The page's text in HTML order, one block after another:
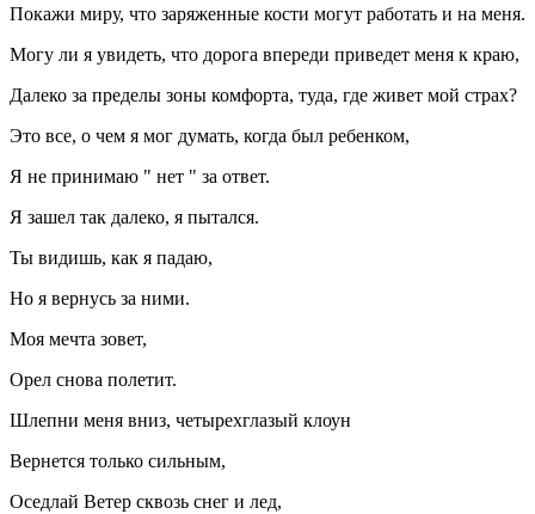
Покажи миру, что заряженные кости могут работать и на меня.
Могу ли я увидеть, что дорога впереди приведет меня к краю,
Далеко за пределы зоны комфорта, туда, где живет мой страх?
Это все, о чем я мог думать, когда был ребенком,
Я не принимаю " нет " за ответ.
Я зашел так далеко, я пытался.
Ты видишь, как я падаю,
Но я вернусь за ними.
Моя мечта зовет,
Орел снова полетит.
Шлепни меня вниз, четырехглазый клоун
Вернется только сильным,
Оседлай Ветер сквозь снег и лед,